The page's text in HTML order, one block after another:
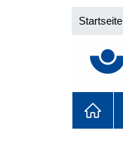
Startseite